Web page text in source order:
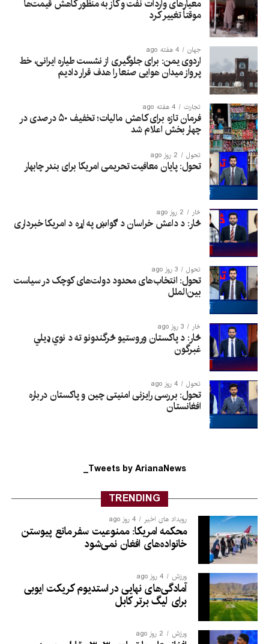
معیارهای واردات نفت و گاز به منظور کاهش قیمت‌ها
موقتاً تغییر کرد
جهان 4 هفته ago
اردوی یمن: برای جلوگیری از نشست طیاره ایرانی، خط
پرواز میدان هوایی صنعا را هدف قرار دادیم
تجارت 4 هفته ago
فرمان تازه برای کاهش مالیات؛ تخفیف ۵۰ درصدی در
چهار بخش اعلام شد
تحول 2 روز ago
تحول: پایان معافیت تحریمی امریکا برای بندر چابهار
څار 2 روز ago
څار: د داعش خراسان د ګواښ په اړه د امریکا خبرداری
تحول 3 روز ago
تحول: انتخاب‌های محدود دولت‌های کوچک در سیاست
بین‌الملل
څار 3 روز ago
څار: د پاکستان وروستیو څرگندونو ته د نوي ډیلي
غبرگون
تحول 4 روز ago
تحول: بررسی رایزنی امنیتی چین و پاکستان درباره
افغانستان
Tweets by ArianaNews_
TRENDING
رویداد های اخیر 4 روز ago
محکمه امریکا: ممنوعیت سفر مانع پیوستن
خانواده‌های افغان نمی‌شود
ورزش 4 روز ago
آمادگی‌های نهایی در استدیوم کریکت ایوبی
برای لیگ برتر کابل
ورزش 2 روز ago